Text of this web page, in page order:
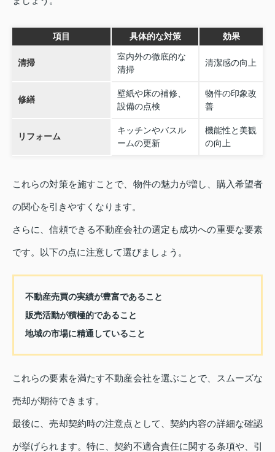
項目 具体的な対策 効果
清掃
室内外の徹底的な
清掃
清潔感の向上
修繕
壁紙や床の補修、
設備の点検
物件の印象改
善
リフォーム
キッチンやバスル
ームの更新
機能性と美観
の向上
これらの対策を施すことで、物件の魅力が増し、購入希望者
の関心を引きやすくなります。
さらに、信頼できる不動産会社の選定も成功への重要な要素
です。以下の点に注意して選びましょう。
不動産売買の実績が豊富であること
販売活動が積極的であること
地域の市場に精通していること
これらの要素を満たす不動産会社を選ぶことで、スムーズな
売却が期待できます。
最後に、売却契約時の注意点として、契約内容の詳細な確認
が挙げられます。特に、契約不適合責任に関する条項や、引